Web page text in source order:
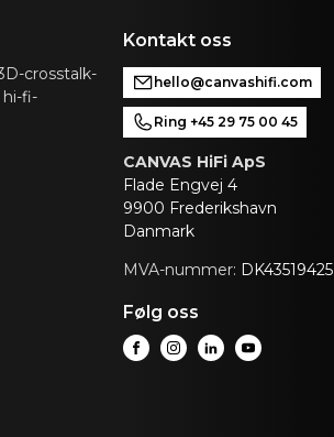
crosstalk-
hi-fi-
Kontakt oss
hello@canvashifi.com
Ring +45 29 75 00 45
CANVAS HiFi ApS
Flade Engvej 4
9900 Frederikshavn
Danmark
MVA-nummer: DK43519425
Følg oss